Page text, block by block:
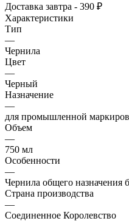
Доставка завтра - 390 ₽
Характеристики
Тип
—
Чернила
Цвет
—
Черный
Назначение
—
для промышленной
Объем
—
750 мл
Особенности
—
Чернила общего назначения
Страна производства
—
Соединенное Королевство